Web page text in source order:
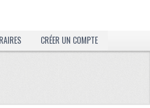
CRÉER UN COMPTE